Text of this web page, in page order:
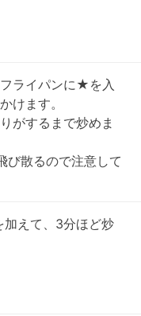
ライパンに★を入
けます。
がするまで炒めま
び散るので注意して
えて、3分ほど炒